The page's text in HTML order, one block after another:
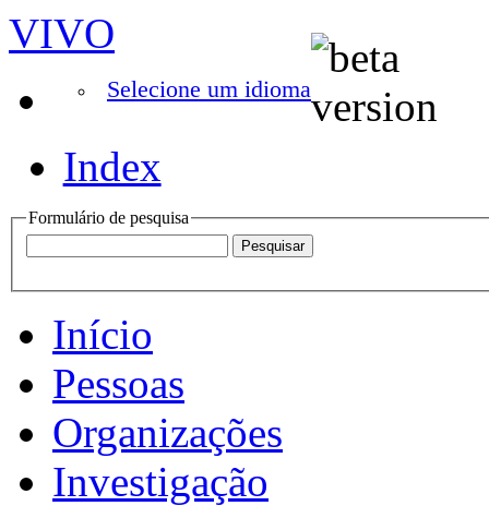
VIVO
Selecione um idioma
Index
Formulário de pesquisa
Início
Pessoas
Organizações
Investigação